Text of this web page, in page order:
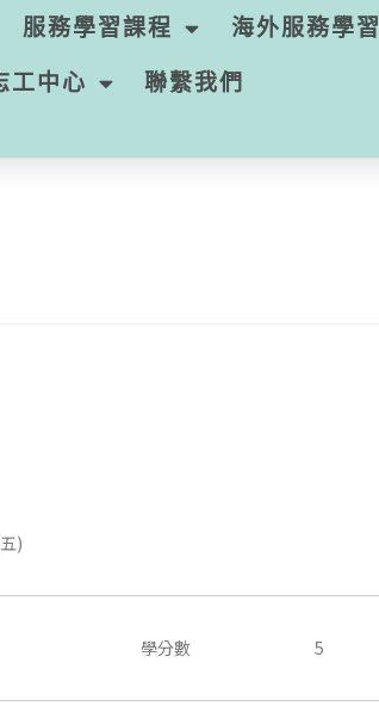
服務學習課程 海外服務學習
工中心 聯繫我們
)
學分數 5